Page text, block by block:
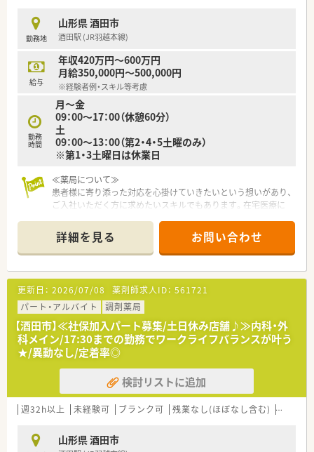
サポートしており、社会貢献度の高い業務に携わることが可能で
す。
【こんな方が活躍中】
■大手企業ならではの安定した経営基盤のもとで、定年後も再雇
用制度を利用して70歳近くまで元気に就業されている方もいま
す。
■調剤未経験からスタートした若手薬剤師や、出産・育児を経て
復職したベテラン薬剤師など、多様な背景を持つ方が活躍してい
ます。
■「地域の方々の健康を支えたい」という共通の目標を持つ仲間
が集まっており、チームワークを大切にしながら日々邁進してい
勤務地
山形県 酒田市
酒田駅 (JR羽越本線)
給与
年収420万円～600万円
月給350,000円～500,000円
※経験者例・スキル等考慮
勤務
時間
月～金
09：00～17：00（休憩60分）
土
09：00～13：00（第2・4・5土曜のみ）
※第1・3土曜日は休業日
≪薬局について≫
患者様に寄り添った対応を心掛けていきたいという想いがあり、
ご入社いただく方に求めたいスキルでもあります。在宅医療に
す。ご経験を活かしたい方、スキルを活かしたい方にもおススメ
の環境です。
≪充実の制度≫
福利厚生も充実しています。手当も手厚く、安定している企業の
ため腰を据えて働きたい方におススメの環境です。これまでの
ご経験を活かしたい方、のびのびとお仕事されたい方にお勧めの
社風でもあり、魅力の一つです。
詳細を見る お問い合わせ
更新日： 2026/07/08 薬剤師求人ID： 561721
パート・アルバイト
調剤薬局
【酒田市】≪社保加入パート募集/土日休み店舗♪≫内科・外
科メイン/17:30までの勤務でワークライフバランスが叶う
★/異動なし/定着率◎
検討リストに追加
週32h以上 未経験可 ブランク可 残業なし(ほぼなし含む) 転勤な
山形県 酒田市